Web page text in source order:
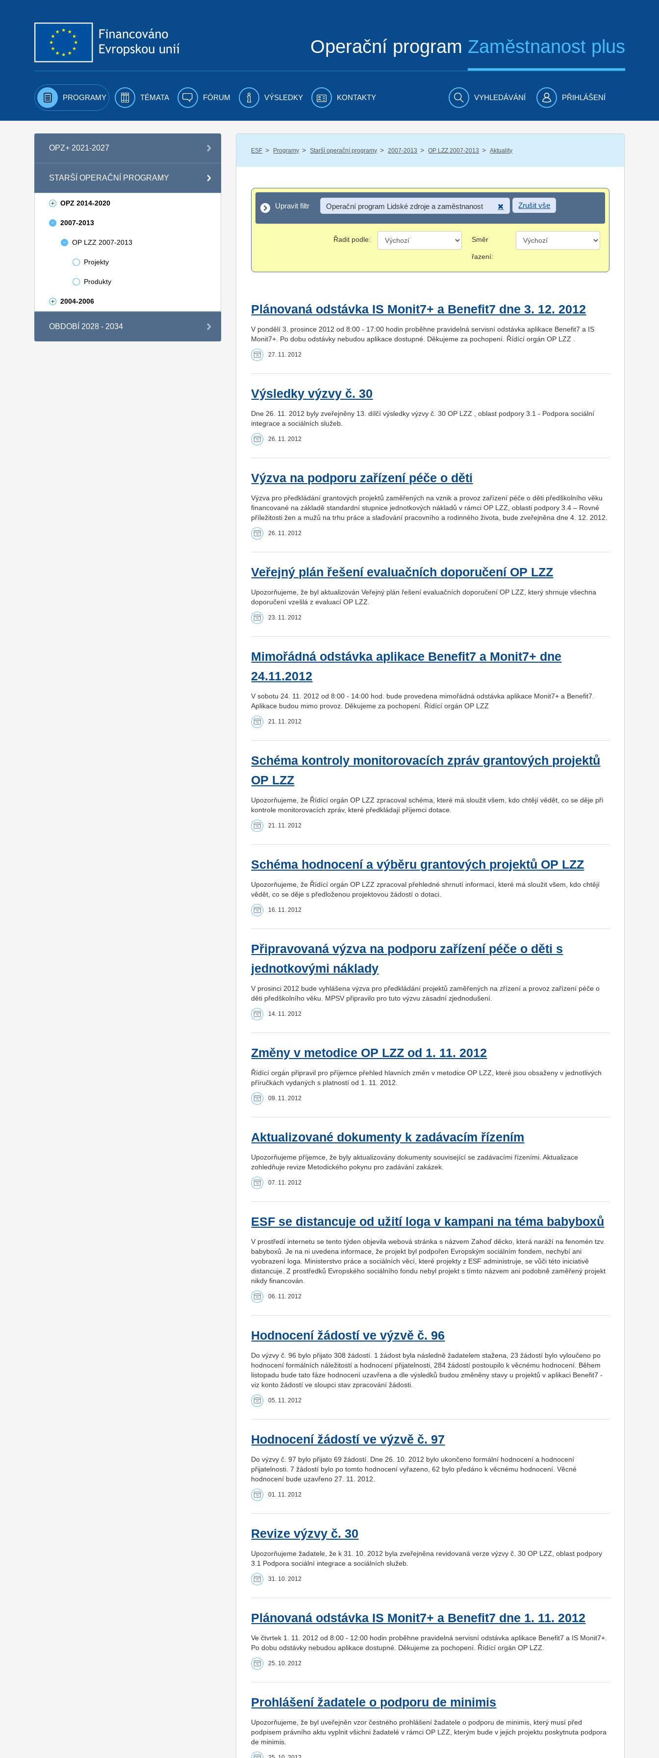
Operační program Zaměstnanost plus
PROGRAMY TÉMATA FÓRUM VÝSLEDKY KONTAKTY VYHLEDÁVÁNÍ PŘIHLÁŠENÍ
OPZ+ 2021-2027
STARŠÍ OPERAČNÍ PROGRAMY
OPZ 2014-2020
2007-2013
OP LZZ 2007-2013
Projekty
Produkty
2004-2006
OBDOBÍ 2028 - 2034
ESF / Programy / Starší operační programy / 2007-2013 / OP LZZ 2007-2013 / Aktuality
Upravit filtr
Upravit filtr Operační program Lidské zdroje a zaměstnanost Zrušit vše
Řadit podle: Směr
řazení:
Plánovaná odstávka IS Monit7+ a Benefit7 dne 3. 12. 2012
V pondělí 3. prosince 2012 od 8:00 - 17:00 hodin proběhne pravidelná servisní odstávka aplikace Benefit7 a IS
Monit7+. Po dobu odstávky nebudou aplikace dostupné. Děkujeme za pochopení. Řídící orgán OP LZZ .
27. 11. 2012
Výsledky výzvy č. 30
Dne 26. 11. 2012 byly zveřejněny 13. dílčí výsledky výzvy č. 30 OP LZZ , oblast podpory 3.1 - Podpora sociální
integrace a sociálních služeb.
26. 11. 2012
Výzva na podporu zařízení péče o děti
Výzva pro předkládání grantových projektů zaměřených na vznik a provoz zařízení péče o děti předškolního věku
financované na základě standardní stupnice jednotkových nákladů v rámci OP LZZ, oblasti podpory 3.4 – Rovné
příležitosti žen a mužů na trhu práce a slaďování pracovního a rodinného života, bude zveřejněna dne 4. 12. 2012.
26. 11. 2012
Veřejný plán řešení evaluačních doporučení OP LZZ
Upozorňujeme, že byl aktualizován Veřejný plán řešení evaluačních doporučení OP LZZ, který shrnuje všechna
doporučení vzešlá z evaluací OP LZZ.
23. 11. 2012
Mimořádná odstávka aplikace Benefit7 a Monit7+ dne
24.11.2012
V sobotu 24. 11. 2012 od 8:00 - 14:00 hod. bude provedena mimořádná odstávka aplikace Monit7+ a Benefit7.
Aplikace budou mimo provoz. Děkujeme za pochopení. Řídící orgán OP LZZ
21. 11. 2012
Schéma kontroly monitorovacích zpráv grantových projektů
OP LZZ
Upozorňujeme, že Řídící orgán OP LZZ zpracoval schéma, které má sloužit všem, kdo chtějí vědět, co se děje při
kontrole monitorovacích zpráv, které předkládají příjemci dotace.
21. 11. 2012
Schéma hodnocení a výběru grantových projektů OP LZZ
Upozorňujeme, že Řídící orgán OP LZZ zpracoval přehledné shrnutí informací, které má sloužit všem, kdo chtějí
vědět, co se děje s předloženou projektovou žádostí o dotaci.
16. 11. 2012
Připravovaná výzva na podporu zařízení péče o děti s
jednotkovými náklady
V prosinci 2012 bude vyhlášena výzva pro předkládání projektů zaměřených na zřízení a provoz zařízení péče o
děti předškolního věku. MPSV připravilo pro tuto výzvu zásadní zjednodušení.
14. 11. 2012
Změny v metodice OP LZZ od 1. 11. 2012
Řídící orgán připravil pro příjemce přehled hlavních změn v metodice OP LZZ, které jsou obsaženy v jednotlivých
příručkách vydaných s platností od 1. 11. 2012.
09. 11. 2012
Aktualizované dokumenty k zadávacím řízením
Upozorňujeme příjemce, že byly aktualizovány dokumenty související se zadávacími řízeními. Aktualizace
zohledňuje revize Metodického pokynu pro zadávání zakázek.
07. 11. 2012
ESF se distancuje od užití loga v kampani na téma babyboxů
V prostředí internetu se tento týden objevila webová stránka s názvem Zahoď děcko, která naráží na fenomén tzv.
babyboxů. Je na ni uvedena informace, že projekt byl podpořen Evropským sociálním fondem, nechybí ani
vyobrazení loga. Ministerstvo práce a sociálních věcí, které projekty z ESF administruje, se vůči této iniciativě
distancuje. Z prostředků Evropského sociálního fondu nebyl projekt s tímto názvem ani podobně zaměřený projekt
nikdy financován.
06. 11. 2012
Hodnocení žádostí ve výzvě č. 96
Do výzvy č. 96 bylo přijato 308 žádostí. 1 žádost byla následně žadatelem stažena, 23 žádostí bylo vyloučeno po
hodnocení formálních náležitostí a hodnocení přijatelnosti, 284 žádostí postoupilo k věcnému hodnocení. Během
listopadu bude tato fáze hodnocení uzavřena a dle výsledků budou změněny stavy u projektů v aplikaci Benefit7 -
viz konto žádostí ve sloupci stav zpracování žádosti.
05. 11. 2012
Hodnocení žádostí ve výzvě č. 97
Do výzvy č. 97 bylo přijato 69 žádostí. Dne 26. 10. 2012 bylo ukončeno formální hodnocení a hodnocení
přijatelnosti. 7 žádostí bylo po tomto hodnocení vyřazeno, 62 bylo předáno k věcnému hodnocení. Věcné
hodnocení bude uzavřeno 27. 11. 2012.
01. 11. 2012
Revize výzvy č. 30
Upozorňujeme žadatele, že k 31. 10. 2012 byla zveřejněna revidovaná verze výzvy č. 30 OP LZZ, oblast podpory
3.1 Podpora sociální integrace a sociálních služeb.
31. 10. 2012
Plánovaná odstávka IS Monit7+ a Benefit7 dne 1. 11. 2012
Ve čtvrtek 1. 11. 2012 od 8:00 - 12:00 hodin proběhne pravidelná servisní odstávka aplikace Benefit7 a IS Monit7+.
Po dobu odstávky nebudou aplikace dostupné. Děkujeme za pochopení. Řídící orgán OP LZZ.
25. 10. 2012
Prohlášení žadatele o podporu de minimis
Upozorňujeme, že byl uveřejněn vzor čestného prohlášení žadatele o podporu de minimis, který musí před
podpisem právního aktu vyplnit všichni žadatelé v rámci OP LZZ, kterým bude v jejich projektu poskytnuta podpora
de minimis.